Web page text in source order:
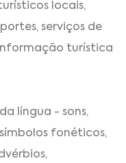
locais,
serviços de
turística
língua - sons,
fonéticos,